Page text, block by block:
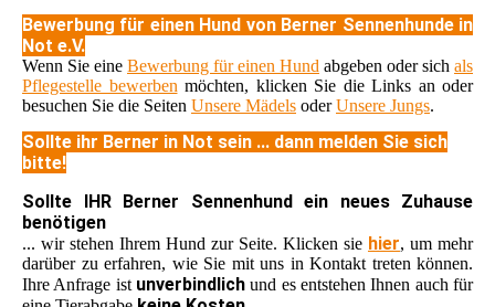
Bewerbung für einen Hund von Berner Sennenhunde in
Not e.V.
Wenn Sie eine Bewerbung für einen Hund abgeben oder sich als
Pflegestelle bewerben möchten, klicken Sie die Links an oder
besuchen Sie die Seiten Unsere Mädels oderUnsere Jungs.
Sollte ihr Berner in Not sein ... dann melden Sie sich
bitte!
Sollte IHR Berner Sennenhund ein neues Zuhause
benötigen
... wir stehen Ihrem Hund zur Seite. Klicken sie hier, um mehr
darüber zu erfahren, wie Sie mit uns in Kontakt treten können.
Ihre Anfrage ist unverbindlich und es entstehen Ihnen auch für